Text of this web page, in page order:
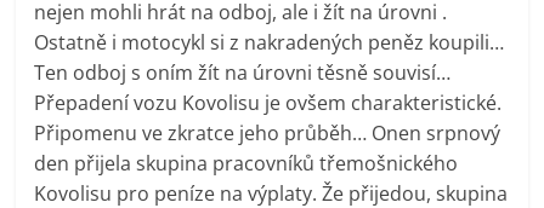
nejen mohli hrát na odboj, ale i žít na úrovni .
Ostatně i motocykl si z nakradených peněz koupili…
Ten odboj s oním žít na úrovni těsně souvisí…
Přepadení vozu Kovolisu je ovšem charakteristické.
Připomenu ve zkratce jeho průběh… Onen srpnový
den přijela skupina pracovníků třemošnického
Kovolisu pro peníze na výplaty. Že přijedou, skupina